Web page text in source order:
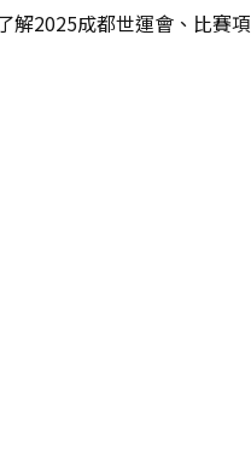
2025成都世運會、比賽